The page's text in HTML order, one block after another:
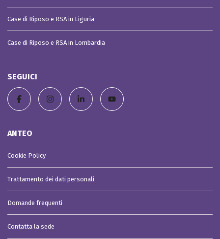
Case di Riposo e RSA in Liguria
Case di Riposo e RSA in Lombardia
SEGUICI
ANTEO
Cookie Policy
Trattamento dei dati personali
Domande frequenti
Contatta la sede